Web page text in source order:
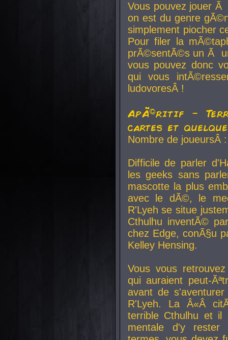
Vous pouvez jouer
on est du genre
simplement piocher
Pour filer la
prÃ©sentÃ©s un Ã
vous pouvez donc
qui vous
ludovoresÂ !
ApÃ©ritif -
cartes et
Nombre de
Difficile de parler
les geeks sans
mascotte la plus
avec le dÃ©, le
R'Lyeh se situe
Cthulhu inventÃ©
chez Edge, conÃ§u
Kelley Hensing.
Vous vous
qui auraient peut-
avant de
R'Lyeh. La Â«Â
terrible Cthulhu et
mentale d'y rester